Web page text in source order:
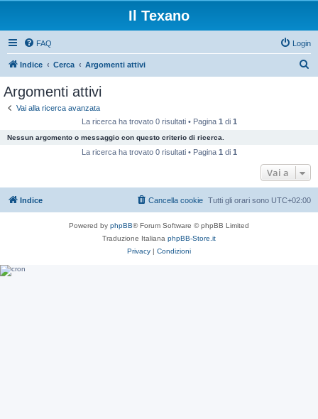
Il Texano
FAQ Login
Indice Cerca Argomenti attivi
Argomenti attivi
Vai alla ricerca avanzata
La ricerca ha trovato 0 risultati • Pagina 1 di 1
Nessun argomento o messaggio con questo criterio di ricerca.
La ricerca ha trovato 0 risultati • Pagina 1 di 1
Vai a
Indice Tutti gli orari sono UTC+02:00
Cancella cookie
Powered by phpBB® Forum Software © phpBB Limited
Traduzione Italiana phpBB-Store.it
Privacy | Condizioni